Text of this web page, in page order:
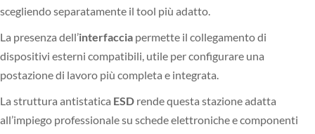
scegliendo separatamente il tool più adatto.
La presenza dell’interfaccia permette il collegamento di
dispositivi esterni compatibili, utile per configurare una
postazione di lavoro più completa e integrata.
La struttura antistatica ESD rende questa stazione adatta
all’impiego professionale su schede elettroniche e componenti